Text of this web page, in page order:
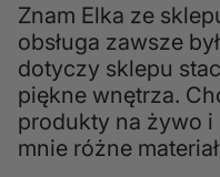
Znam Elka ze
obsługa zawsze
dotyczy sklepu
piękne wnętrza.
produkty na żywo i
mnie różne